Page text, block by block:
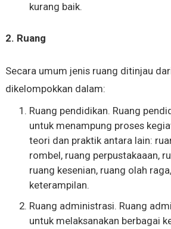
kurang baik.
2. Ruang
Secara umum jenis ruang ditinjau
dikelompokkan dalam:
Ruang pendidikan. Ruang
untuk menampung proses
teori dan praktik antara lain:
rombel, ruang perpustakaaan,
ruang kesenian, ruang olah
keterampilan.
Ruang administrasi. Ruang
untuk melaksanakan berbagai